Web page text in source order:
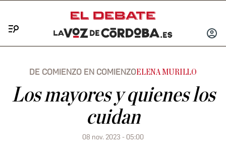
INICIAR
DE COMIENZO EN COMIENZOELENA MURILLO
Los mayores y quienes los
cuidan
08 nov. 2023 - 05:00